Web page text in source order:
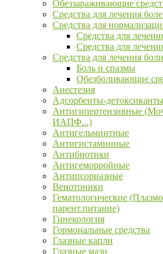
Обеззараживающие
Средства для лечения
Средства для
Средства для
Средства для
Средства для лечения
Боль и спазмы
Обезболивающие
Анестезия
Адсорбенты-детоксиканты
Антигипертензивные
ИАПФ...)
Антигельминтные
Антигистаминные
Антибиотики
Антигеморройные
Антипсориазные
Венотоники
Гематологические
парент.питание)
Гинекология
Гормональные средства
Глазные капли
Глазные мази